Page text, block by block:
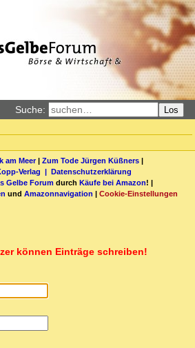
Suche: Los
am Meer| Zum Tode Jürgen Küßners |
Verlag | Datenschutzerklärung
Gelbe Forum durch Käufe bei Amazon! |
und Amazonnavigation | Cookie-Einstellungen
können Einträge schreiben!